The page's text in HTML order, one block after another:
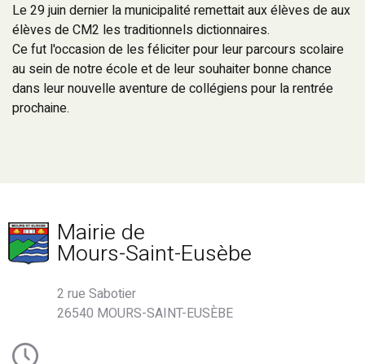
Le 29 juin dernier la municipalité remettait aux élèves de aux
élèves de CM2 les traditionnels dictionnaires.
Ce fut l'occasion de les féliciter pour leur parcours scolaire
au sein de notre école et de leur souhaiter bonne chance
dans leur nouvelle aventure de collégiens pour la rentrée
prochaine.
Mairie de
Mours-Saint-Eusèbe
2 rue Sabotier
26540 MOURS-SAINT-EUSÈBE